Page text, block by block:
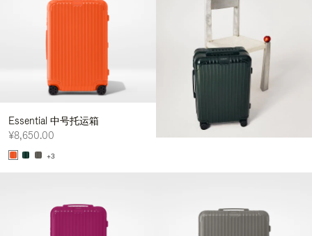
Essential 中号托运箱
¥8,650.00
+3